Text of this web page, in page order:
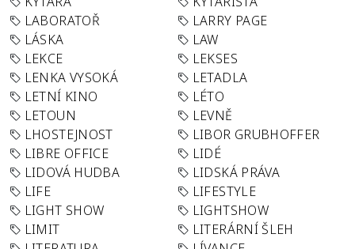
LABORATOŘ
LARRY PAGE
LÁSKA
LAW
LEKCE
LEKSES
LENKA VYSOKÁ
LETADLA
LETNÍ KINO
LÉTO
LETOUN
LEVNĚ
LHOSTEJNOST
LIBOR GRUBHOFFER
LIBRE OFFICE
LIDÉ
LIDOVÁ HUDBA
LIDSKÁ PRÁVA
LIFE
LIFESTYLE
LIGHT SHOW
LIGHTSHOW
LIMIT
LITERÁRNÍ ŠLEH